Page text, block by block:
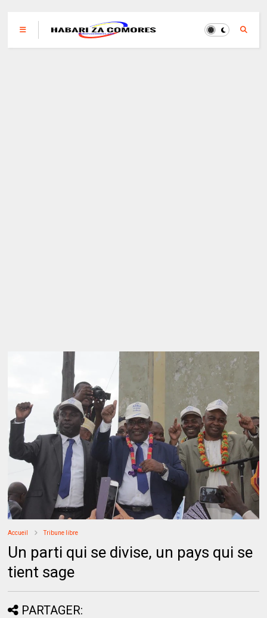
Accueil Tribune libre
Un parti qui se divise, un pays qui se
tient sage
PARTAGER: